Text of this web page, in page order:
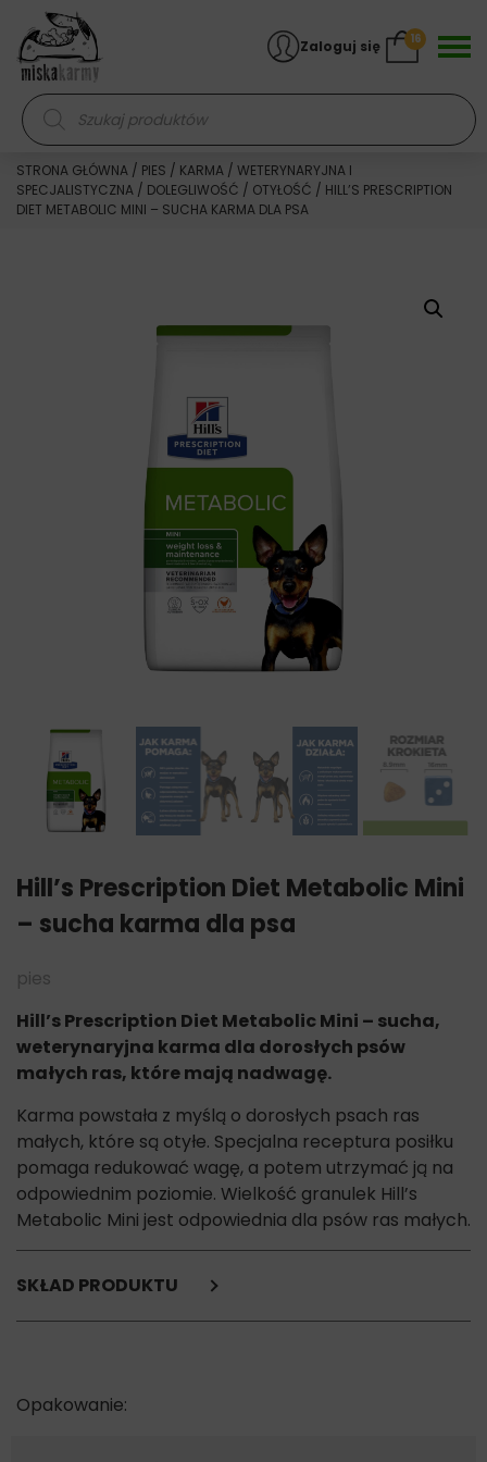
Skocz do treści
Wyszukiwarka produktów
Zaloguj się 16
STRONA GŁÓWNA / PIES / KARMA / WETERYNARYJNA I
SPECJALISTYCZNA / DOLEGLIWOŚĆ / OTYŁOŚĆ / HILL’S PRESCRIPTION
DIET METABOLIC MINI – SUCHA KARMA DLA PSA
Hill’s Prescription Diet Metabolic Mini
– sucha karma dla psa
pies
Hill’s Prescription Diet Metabolic Mini – sucha,
weterynaryjna karma dla dorosłych psów
małych ras, które mają nadwagę.
Karma powstała z myślą o dorosłych psach ras
małych, które są otyłe. Specjalna receptura posiłku
pomaga redukować wagę, a potem utrzymać ją na
odpowiednim poziomie. Wielkość granulek Hill’s
Metabolic Mini jest odpowiednia dla psów ras małych.
SKŁAD PRODUKTU
mączka z otrębów grochowych,
kukurydza,